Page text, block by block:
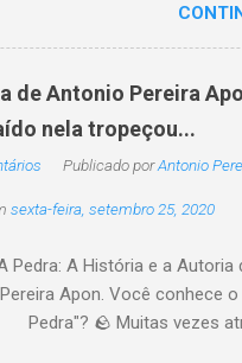
sem pitaco, intromissão...
Apon. No blog Filosofando
uma frase, verso,
pensamento,
postada a cada
participação na segunda
encantando . Segue a sós o
itinerante pensador, sob o
caminho, toca a vida a
de Antonio Pereira
nela tropeçou...
Publicado porAntonio
sexta-feira, setembro 25, 2020
Pedra: A História e a Autoria
Pereira Apon. Você conhece
Pedra"? 🪨 Muitas vezes